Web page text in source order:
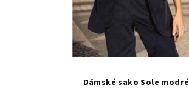
Dámské sako Sole modré